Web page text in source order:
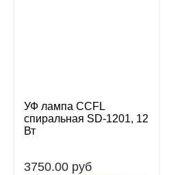
УФ лампа CCFL
спиральная SD-1201, 12
Вт
3750.00 руб